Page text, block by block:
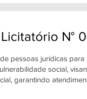
N°
pessoas jurídicas
social,
garantindo